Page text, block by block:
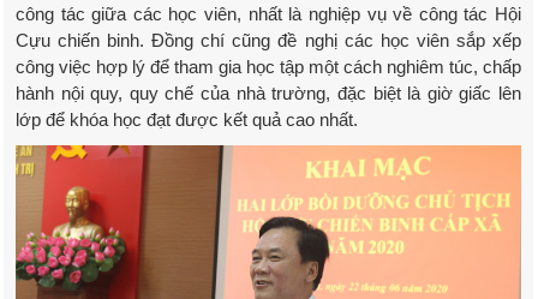
công tác giữa các học viên, nhất là nghiệp vụ về công tác Hội
Cựu chiến binh. Đồng chí cũng đề nghị các học viên sắp xếp
công việc hợp lý để tham gia học tập một cách nghiêm túc, chấp
hành nội quy, quy chế của nhà trường, đặc biệt là giờ giấc lên
lớp để khóa học đạt được kết quả cao nhất.